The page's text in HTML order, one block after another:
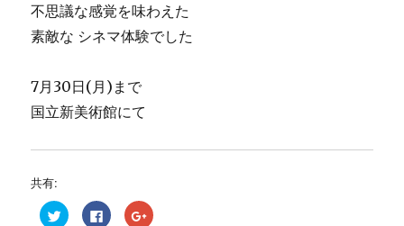
不思議な感覚を味わえた
素敵な シネマ体験でした
7月30日(月)まで
国立新美術館にて
共有:
ク
リ
F
a
ク
リ